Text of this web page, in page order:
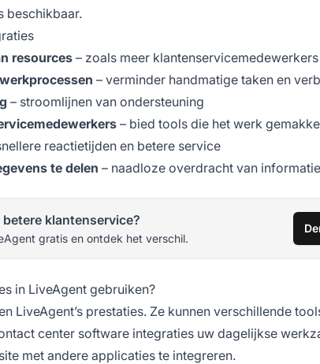
beschikbaar.
resources – zoals meer klantenservicemedewerkers
– verminder handmatige taken en
– stroomlijnen van ondersteuning
– bied tools die het werk
reactietijden en betere service
te delen – naadloze overdracht van
betere klantenservice?
gratis en ontdek het verschil.
in LiveAgent gebruiken?
LiveAgent’s prestaties. Ze kunnen verschillende
center software integraties uw dagelijkse
met andere applicaties te integreren.